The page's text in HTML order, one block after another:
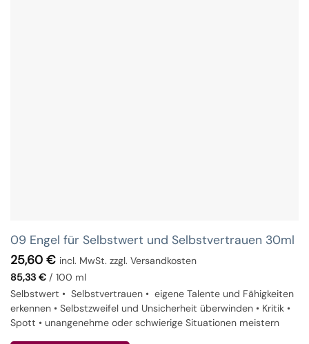
09 Engel für Selbstwert und Selbstvertrauen 30ml
25,60 € incl. MwSt. zzgl. Versandkosten
85,33 €/ 100 ml
Selbstwert • Selbstvertrauen • eigene Talente und Fähigkeiten
erkennen • Selbstzweifel und Unsicherheit überwinden • Kritik •
Spott • unangenehme oder schwierige Situationen meistern